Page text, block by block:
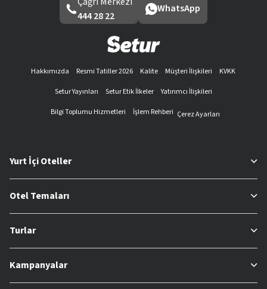
444 28 22
WhatsApp
Hakkımızda Resmi Tatiller 2026 Kalite Müşteri İlişkileri
KVKK
Setur Yayınları
Setur Etik İlkeler
Yatırımcı İlişkileri
Bilgi Toplumu Hizmetleri
İşlem Rehberi Çerez Ayarları
Yurt İçi Oteller
Otel Temaları
Turlar
Kampanyalar